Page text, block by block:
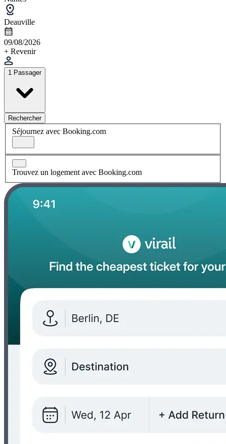
Deauville
09/08/2026
+ Revenir
1 Passager
Rechercher
Séjournez avec Booking.com
Trouvez un logement avec Booking.com